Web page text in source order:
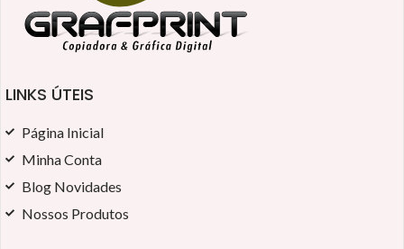
LINKS ÚTEIS
Página Inicial
Minha Conta
Blog Novidades
Nossos Produtos